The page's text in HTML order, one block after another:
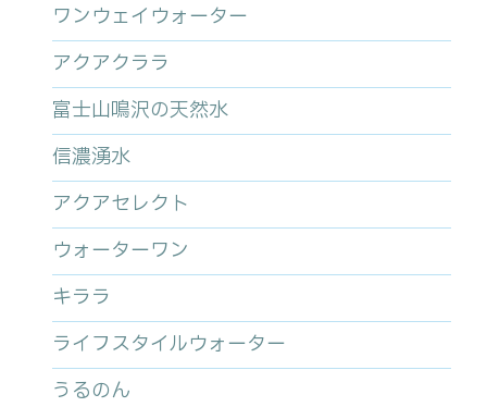
ワンウェイウォーター
アクアクララ
富士山鳴沢の天然水
信濃湧水
アクアセレクト
ウォーターワン
キララ
ライフスタイルウォーター
うるのん